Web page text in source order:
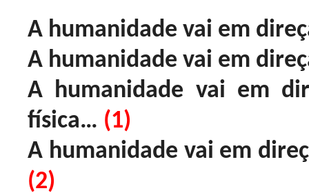
A humanidade vai em
A humanidade vai em
A humanidade vai em
física… (1)
A humanidade vai em
(2)